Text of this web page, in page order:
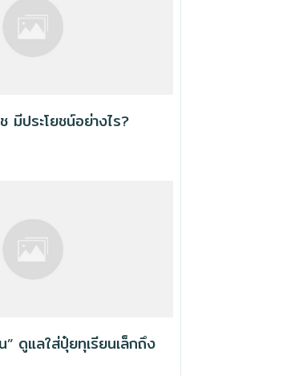
มีประโยชน์อย่างไร?
” ดูแลใส่ปุ๋ยทุเรียนเล็กถึง